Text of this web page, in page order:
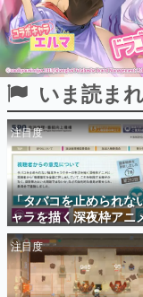
インタビュー
連載・特
殿堂
SNS拡散
ど。多く
事をま
ゲー
名作ゲー
聞きし
きます。
赫本
この物
の形を
いま読ま
注目度
「タバコを止められな
ャラを描く深夜枠アニ
聴者の一部から批判意
薬物の使用と思わしき
めて、BPOが議論を交
注目度